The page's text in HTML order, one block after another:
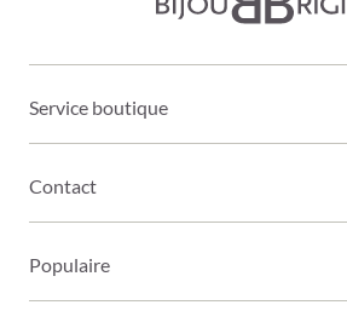
Service boutique
Contact
Populaire